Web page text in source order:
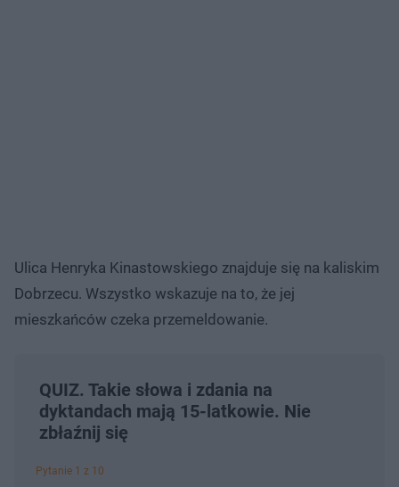
Ulica Henryka Kinastowskiego znajduje się na kaliskim
Dobrzecu. Wszystko wskazuje na to, że jej
mieszkańców czeka przemeldowanie.
QUIZ. Takie słowa i zdania na
dyktandach mają 15-latkowie. Nie
zbłaźnij się
Pytanie 1 z 10